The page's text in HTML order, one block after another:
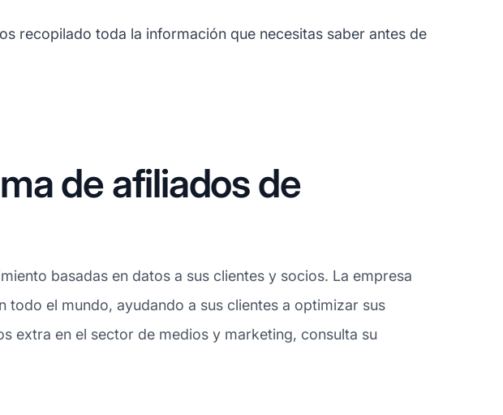
recopilado toda la información que necesitas saber antes de
de afiliados de
basadas en datos a sus clientes y socios. La empresa
el mundo, ayudando a sus clientes a optimizar sus
extra en el sector de medios y marketing, consulta su